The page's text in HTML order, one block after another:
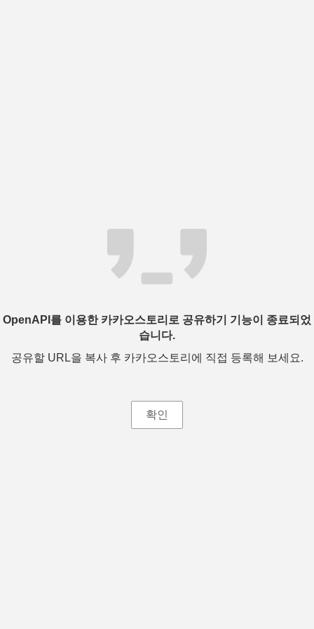
OpenAPI를 이용한 카카오스토리로 공유하기 기능이 종료되었
습니다.
공유할 URL을 복사 후 카카오스토리에 직접 등록해 보세요.
확인